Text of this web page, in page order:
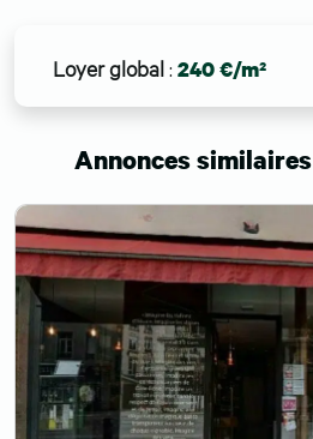
Loyer global: 240 €/m²
Annonces similaires